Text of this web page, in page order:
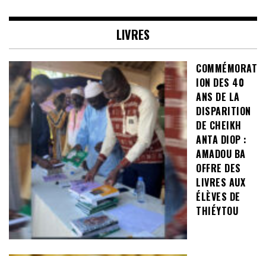
LIVRES
COMMÉMORAT
ION DES 40
ANS DE LA
DISPARITION
DE CHEIKH
ANTA DIOP :
AMADOU BA
OFFRE DES
LIVRES AUX
ÉLÈVES DE
THIÉYTOU